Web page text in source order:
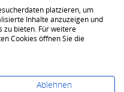
Award stehen seit mehr als 5,
ein sicheres und angenehmes
den Trusted Shops Käuferschutz
platzieren, um
Inhalte anzuzeigen und
zu bieten. Für weitere
Cookies öffnen Sie die
Ablehnen